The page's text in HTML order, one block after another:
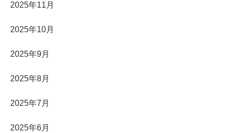
2025年11月
2025年10月
2025年9月
2025年8月
2025年7月
2025年6月